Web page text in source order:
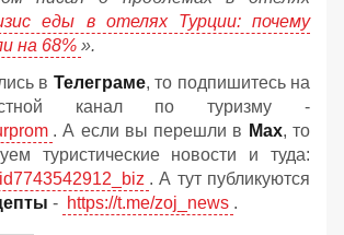
еды в отелях Турции: почему
на 68% ».
в Телеграме, то подпишитесь на
канал по туризму -
. А если вы перешли в Мах, то
туристические новости и туда:
. А тут публикуются
- https://t.me/zoj_news .